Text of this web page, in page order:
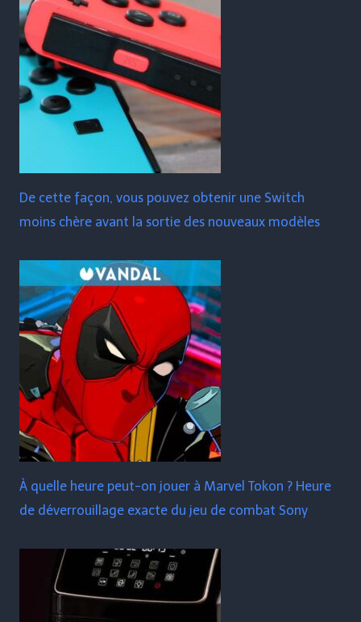
De cette façon, vous pouvez obtenir une Switch
moins chère avant la sortie des nouveaux modèles
À quelle heure peut-on jouer à Marvel Tokon ? Heure
de déverrouillage exacte du jeu de combat Sony